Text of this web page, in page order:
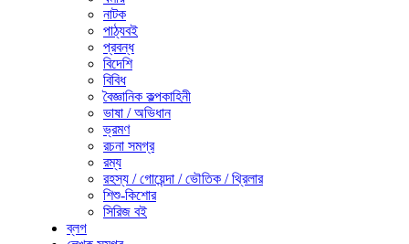
নাটক
পাঠ্যবই
প্রবন্ধ
বিদেশি
বিবিধ
বৈজ্ঞানিক কল্পকাহিনী
ভাষা / অভিধান
ভ্রমণ
রচনা সমগ্র
রম্য
রহস্য / গোয়েন্দা / ভৌতিক / থ্রিলার
শিশু-কিশোর
সিরিজ বই
ব্লগ